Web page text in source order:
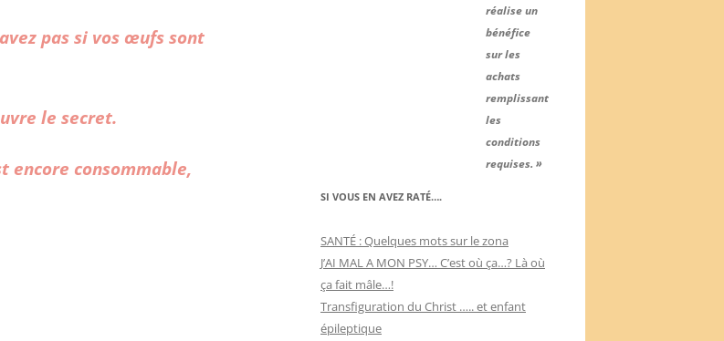
pas si vos œufs sont
le secret.
encore consommable,
réalise un
bénéfice
sur les
achats
remplissant
les
conditions
requises. »
SI VOUS EN AVEZ RATÉ….
SANTÉ : Quelques mots sur le zona
J’AI MAL A MON PSY… C’est où ça…? Là où
ça fait mâle…!
Transfiguration du Christ ….. et enfant
épileptique